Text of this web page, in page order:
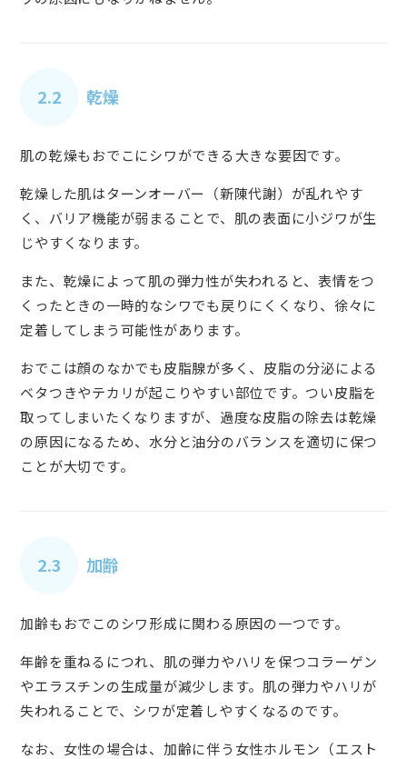
2.2 乾燥
肌の乾燥もおでこにシワができる大きな要因です。
乾燥した肌はターンオーバー（新陳代謝）が乱れやす
く、バリア機能が弱まることで、肌の表面に小ジワが生
じやすくなります。
また、乾燥によって肌の弾力性が失われると、表情をつ
くったときの一時的なシワでも戻りにくくなり、徐々に
定着してしまう可能性があります。
おでこは顔のなかでも皮脂腺が多く、皮脂の分泌による
ベタつきやテカリが起こりやすい部位です。つい皮脂を
取ってしまいたくなりますが、過度な皮脂の除去は乾燥
の原因になるため、水分と油分のバランスを適切に保つ
ことが大切です。
2.3 加齢
加齢もおでこのシワ形成に関わる原因の一つです。
年齢を重ねるにつれ、肌の弾力やハリを保つコラーゲン
やエラスチンの生成量が減少します。肌の弾力やハリが
失われることで、シワが定着しやすくなるのです。
なお、女性の場合は、加齢に伴う女性ホルモン（エスト